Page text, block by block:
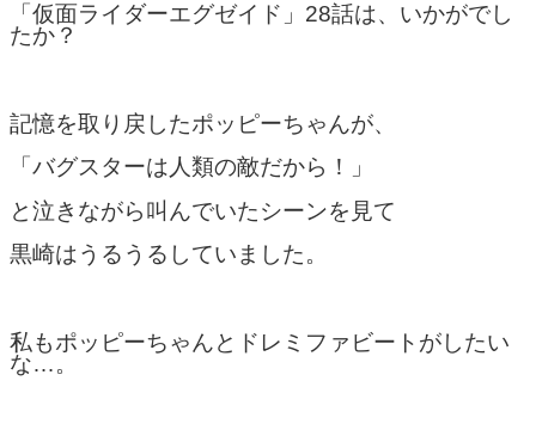
「仮面ライダーエグゼイド」28話は、いかがでし
たか？
記憶を取り戻したポッピーちゃんが、
「バグスターは人類の敵だから！」
と泣きながら叫んでいたシーンを見て
黒崎はうるうるしていました。
私もポッピーちゃんとドレミファビートがしたい
な…。